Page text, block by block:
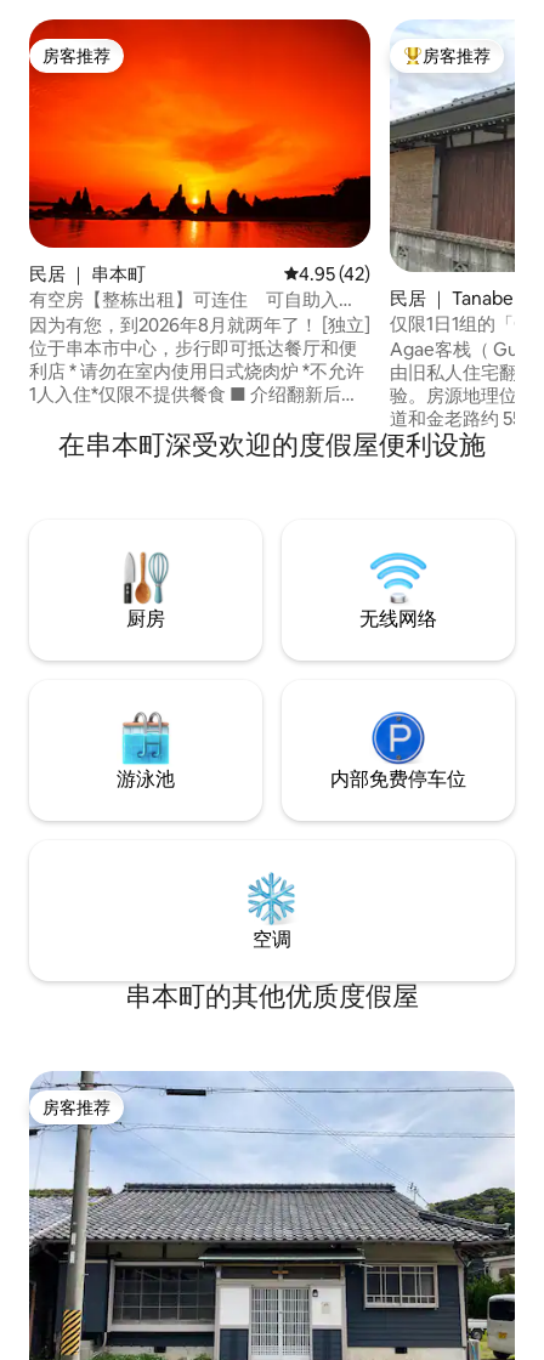
房客推荐
房客推荐
民居 ｜ 串本町 平均评分 4.95 分（满分 5 分）
4.95 (42)
有空房【整栋出租】可连住 可自助入
住 步行1分钟到钓鱼场 开车1分钟到便
利店 Kagura治愈型旅馆，超级便利
因为有您，到2026年8月就两年了！ [独立]
位于串本市中心，步行即可抵达餐厅和便
利店 * 请勿在室内使用日式烧肉炉 *不允许
1人入住*仅限不提供餐食 ■ 介绍翻新后的
的洗漱间和厕所 新洗手间 2间卧室，翻修
绣球花、卡萨戈（ kasago ）、奥里卡（
Aoryika ）等。 →开车5分钟即可抵达
Hashihang海滩、Hashihangyan
Hashihang海滩是一个美丽的海滩，被评
为前100个海滩之一。 只需10分钟→车程即
尤其是在夜晚，您可以欣赏坠落在天空中
闲和使用它来工作的人。 由于有两间卧
室、两户家庭、三代、情侣，请随意使
用。 熊野古道大河路线的魅力 历史悠久的
热门「房客推荐」
房客推荐
民居 ｜ Tanabe
仅限1日1组的「
便熊野古道步行和
乡村生活。
Agae客栈（
由旧私人住宅翻修
验。房源地理位置
道和金老路约 550
步行 1 分钟即可抵
巴士站（Kodo
议以及接送服务。
游服务，请随时联系我们。
费。隔壁有超市
熊野古道生活之汤店 “A-coop”超市
8:30 – 下午 6:00
排用餐，因此请阅
“Agae”在当地方
像在自己家一样放松身心。
Nakabeji-cho,
Prefecture 646-
在串本町深受欢迎的度假屋便利设施
厨房 无线网络
游泳池 内部免费停车位
空调
串本町的其他优质度假屋
房客推荐
房客推荐